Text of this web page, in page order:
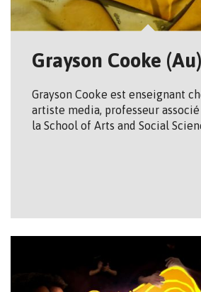
Grayson Cooke (Au)
Grayson Cooke est enseignant
artiste media, professeur
la School of Arts and Social